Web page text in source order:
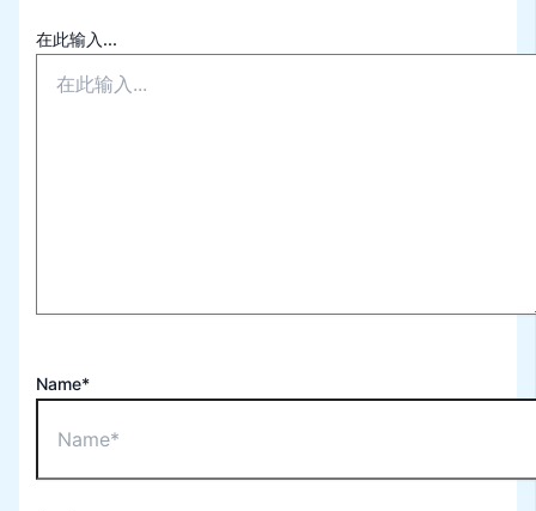
在此输入...
Name*